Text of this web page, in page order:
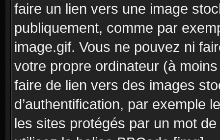
faire un lien vers une image
publiquement, comme par
image.gif. Vous ne pouvez ni
votre propre ordinateur (à
faire de lien vers des images
d’authentification, par exemple
les sites protégés par un mot